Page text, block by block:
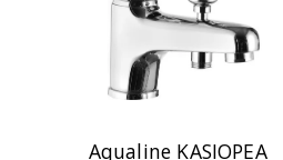
Aqualine KASIOPEA